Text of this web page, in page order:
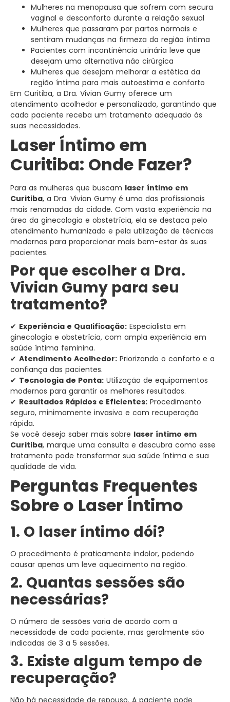
Mulheres na menopausa que sofrem com secura
vaginal e desconforto durante a relação sexual
Mulheres que passaram por partos normais e
sentiram mudanças na firmeza da região íntima
Pacientes com incontinência urinária leve que
desejam uma alternativa não cirúrgica
Mulheres que desejam melhorar a estética da
região íntima para mais autoestima e conforto
Em Curitiba, a Dra. Vivian Gumy oferece um
atendimento acolhedor e personalizado, garantindo que
cada paciente receba um tratamento adequado às
suas necessidades.
Laser Íntimo em
Curitiba: Onde Fazer?
Para as mulheres que buscam laser íntimo em
Curitiba, a Dra. Vivian Gumy é uma das profissionais
mais renomadas da cidade. Com vasta experiência na
área da ginecologia e obstetrícia, ela se destaca pelo
atendimento humanizado e pela utilização de técnicas
modernas para proporcionar mais bem-estar às suas
pacientes.
Por que escolher a Dra.
Vivian Gumy para seu
tratamento?
✔ Experiência e Qualificação: Especialista em
ginecologia e obstetrícia, com ampla experiência em
saúde íntima feminina.
✔ Atendimento Acolhedor: Priorizando o conforto e a
confiança das pacientes.
✔ Tecnologia de Ponta: Utilização de equipamentos
modernos para garantir os melhores resultados.
✔ Resultados Rápidos e Eficientes: Procedimento
seguro, minimamente invasivo e com recuperação
rápida.
Se você deseja saber mais sobre laser íntimo em
Curitiba, marque uma consulta e descubra como esse
tratamento pode transformar sua saúde íntima e sua
qualidade de vida.
Perguntas Frequentes
Sobre o Laser Íntimo
1. O laser íntimo dói?
O procedimento é praticamente indolor, podendo
causar apenas um leve aquecimento na região.
2. Quantas sessões são
necessárias?
O número de sessões varia de acordo com a
necessidade de cada paciente, mas geralmente são
indicadas de 3 a 5 sessões.
3. Existe algum tempo de
recuperação?